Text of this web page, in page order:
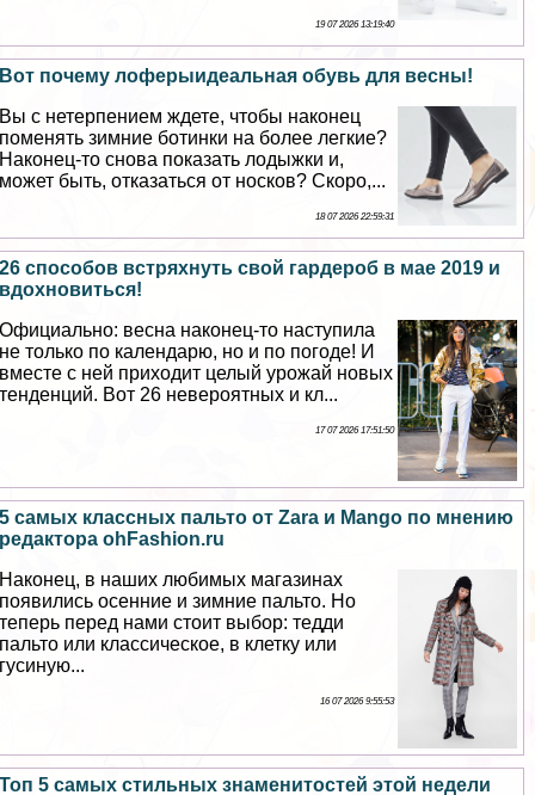
19 07 2026 13:19:40
Вот почему лоферыидеальная обувь для весны!
Вы с нетерпением ждете, чтобы наконец
поменять зимние ботинки на более легкие?
Наконец-то снова показать лодыжки и,
может быть, отказаться от носков? Скоро,...
18 07 2026 22:59:31
26 способов встряхнуть свой гардероб в мае 2019 и
вдохновиться!
Официально: весна наконец-то наступила
не только по календарю, но и по погоде! И
вместе с ней приходит целый урожай новых
тенденций. Вот 26 невероятных и кл...
17 07 2026 17:51:50
5 самых классных пальто от Zara и Mango по мнению
редактора ohFashion.ru
Наконец, в наших любимых магазинах
появились осенние и зимние пальто. Но
теперь перед нами стоит выбор: тедди
пальто или классическое, в клетку или
гусиную...
16 07 2026 9:55:53
Топ 5 самых стильных знаменитостей этой недели